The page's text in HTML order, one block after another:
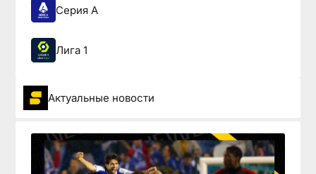
Серия А
Лига 1
Актуальные новости